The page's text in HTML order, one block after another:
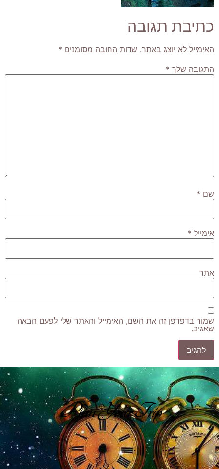
כתיבת תגובה
האימייל לא יוצג באתר. שדות החובה מסומנים *
התגובה שלך *
שם *
אימייל *
אתר
שמור בדפדפן זה את השם, האימייל והאתר שלי לפעם הבאה
שאגיב.
Plan Your Trip